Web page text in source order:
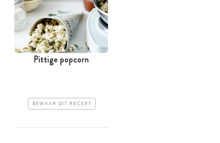
Pittige popcorn
BEWAAR DIT RECEPT